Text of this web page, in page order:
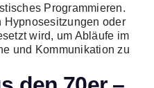
Programmieren.
Hypnosesitzungen oder
wird, um Abläufe im
und Kommunikation zu